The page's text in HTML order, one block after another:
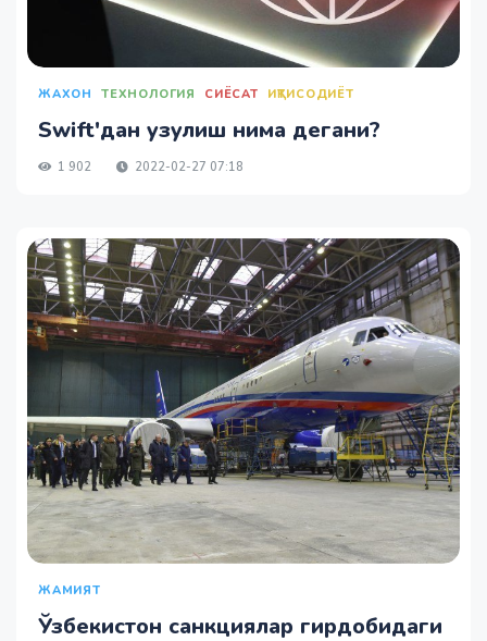
ЖАХОН ТЕХНОЛОГИЯ СИЁСАТ ИҚТИСОДИЁТ
Swift'дан узулиш нима дегани?
1 902 2022-02-27 07:18
ЖАМИЯТ
Ўзбекистон санкциялар гирдобидаги